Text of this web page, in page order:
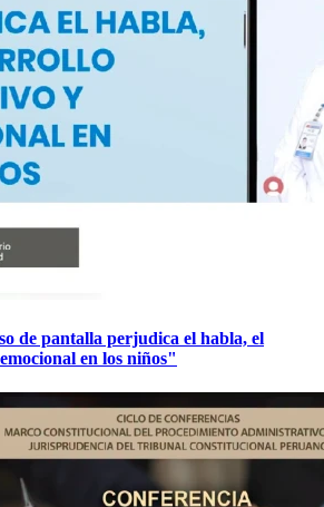
de pantalla perjudica el habla, el
en los niños"